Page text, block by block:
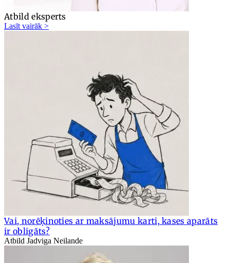
Atbild eksperts
Lasīt vairāk >
Vai, norēķinoties ar maksājumu karti, kases aparāts
ir obligāts?
Atbild Jadviga Neilande